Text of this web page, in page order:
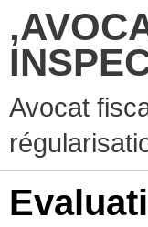
Avocat